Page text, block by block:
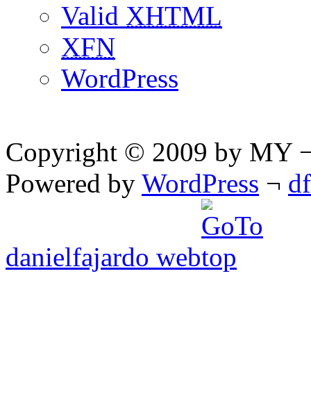
Valid XHTML
XFN
WordPress
Copyright © 2009 by MY
Powered by WordPress ¬
danielfajardo web